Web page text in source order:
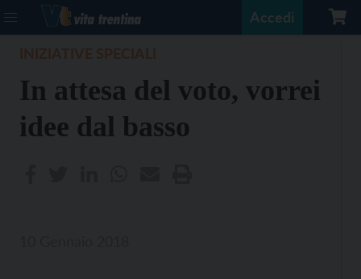
Accedi
In attesa del voto, vorrei
idee dal basso